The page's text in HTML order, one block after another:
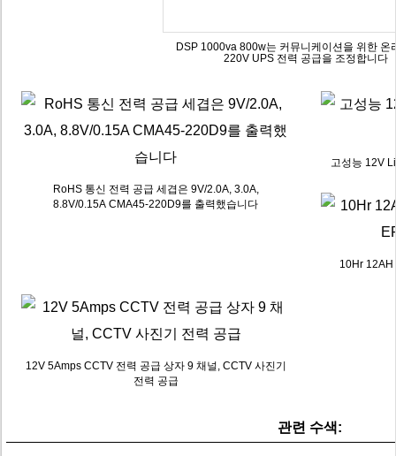
DSP 1000va 800w는 커뮤니케이션을 위한 온
220V UPS 전력 공급을 조정합니다
RoHS 통신 전력 공급 세겹은 9V/2.0A, 3.0A,
8.8V/0.15A CMA45-220D9를 출력했습니다
고성능 12V
10Hr 12AH
12V 5Amps CCTV 전력 공급 상자 9 채널, CCTV 사진기
전력 공급
관련 수색: